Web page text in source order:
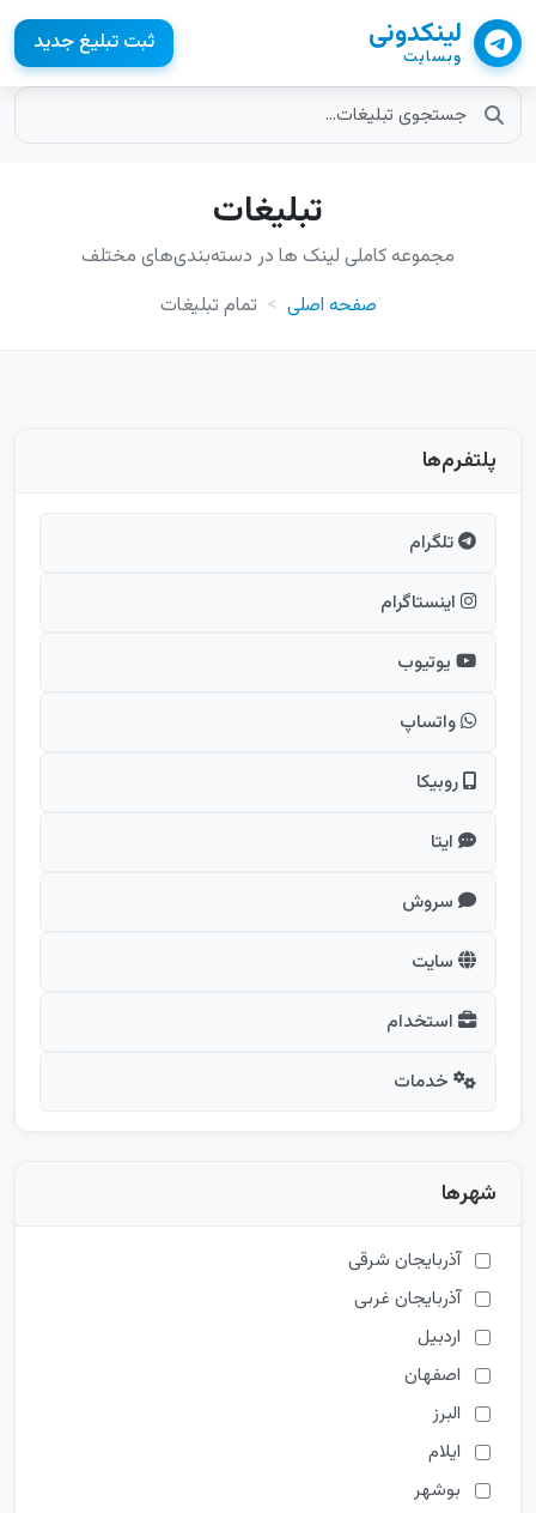
لینکدونی
وبسایت ثبت تبلیغ جدید
تبلیغات
مجموعه کاملی لینک ها در دسته‌بندی‌های مختلف
صفحه اصلی
تمام تبلیغات
پلتفرم‌ها
تلگرام
اینستاگرام
یوتیوب
واتساپ
روبیکا
ایتا
سروش
سایت
استخدام
خدمات
شهرها
آذربایجان شرقی
آذربایجان غربی
اردبیل
اصفهان
البرز
ایلام
بوشهر